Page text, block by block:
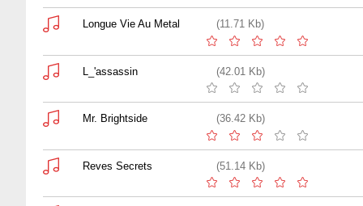
Longue Vie Au Metal (11.71 Kb)
L_'assassin (42.01 Kb)
Mr. Brightside (36.42 Kb)
Reves Secrets (51.14 Kb)